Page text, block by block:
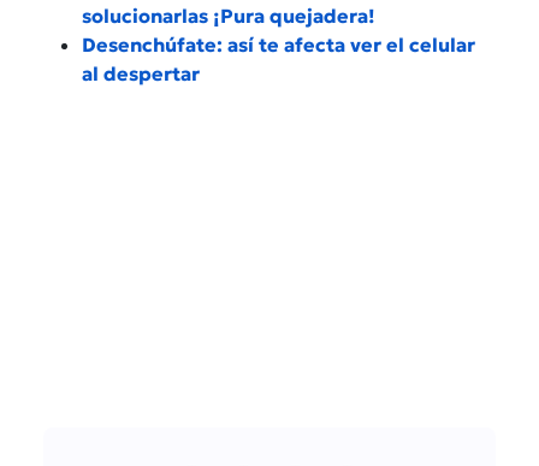
solucionarlas ¡Pura quejadera!
Desenchúfate: así te afecta ver el celular
al despertar